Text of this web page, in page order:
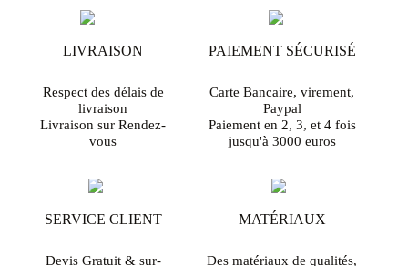
LIVRAISON
Respect des délais de
livraison
Livraison sur Rendez-
vous
PAIEMENT SÉCURISÉ
Carte Bancaire, virement,
Paypal
Paiement en 2, 3, et 4 fois
jusqu'à 3000 euros
SERVICE CLIENT
Devis Gratuit & sur-
MATÉRIAUX
Des matériaux de qualités,